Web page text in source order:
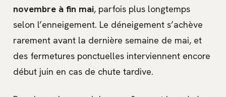
novembre à fin mai, parfois plus longtemps
selon l’enneigement. Le déneigement s’achève
rarement avant la dernière semaine de mai, et
des fermetures ponctuelles interviennent encore
début juin en cas de chute tardive.